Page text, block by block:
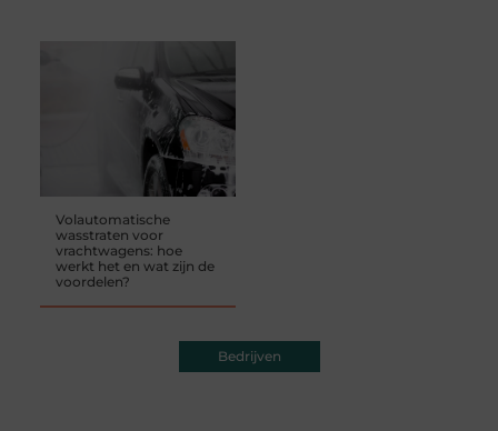
Volautomatische
wasstraten voor
vrachtwagens: hoe
werkt het en wat zijn de
voordelen?
Bedrijven